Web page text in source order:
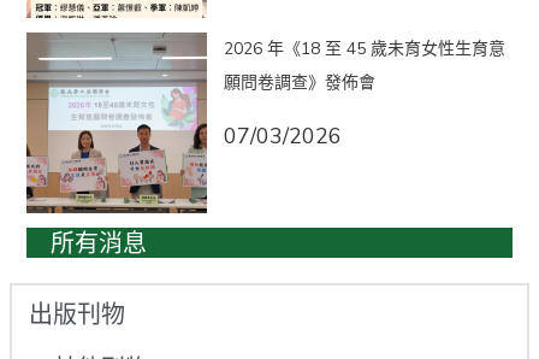
2026 年《18 至 45 歲未育女性生育意
願問卷調查》發佈會
07/03/2026
所有消息
出版刊物